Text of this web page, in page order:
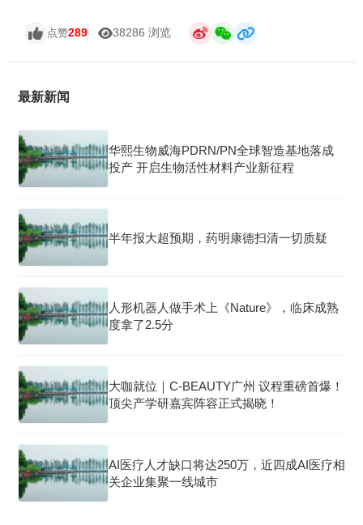
点赞289 38286 浏览
最新新闻
华熙生物威海PDRN/PN全球智造基地落成
投产 开启生物活性材料产业新征程
半年报大超预期，药明康德扫清一切质疑
人形机器人做手术上《Nature》，临床成熟
度拿了2.5分
大咖就位｜C-BEAUTY广州 议程重磅首爆！
顶尖产学研嘉宾阵容正式揭晓！
AI医疗人才缺口将达250万，近四成AI医疗相
关企业集聚一线城市